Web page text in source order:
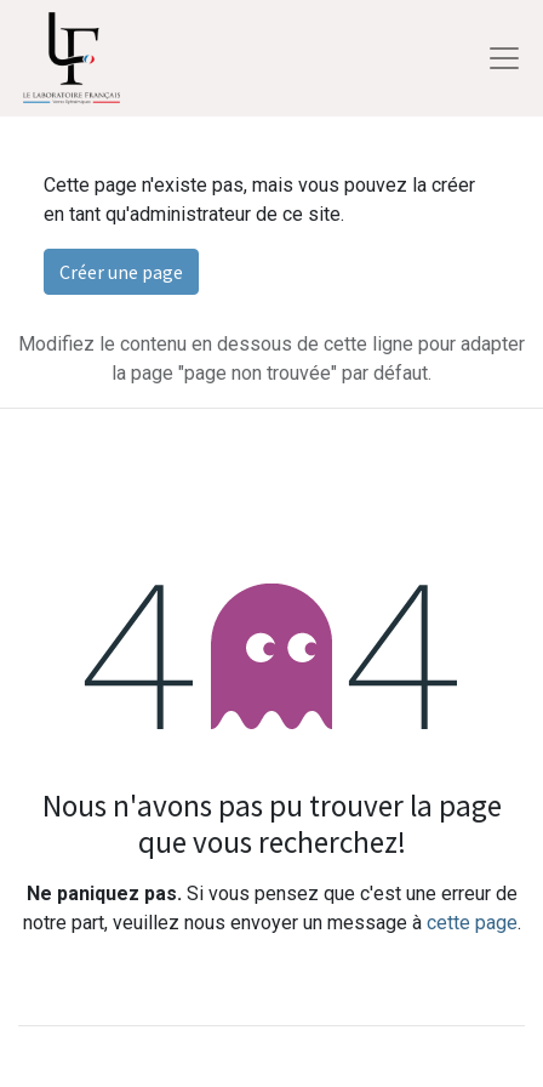
Cette page n'existe pas, mais vous pouvez la créer
en tant qu'administrateur de ce site.
Créer une page
Modifiez le contenu en dessous de cette ligne pour adapter
la page "page non trouvée" par défaut.
Erreur 404
Nous n'avons pas pu trouver la page
que vous recherchez!
Ne paniquez pas.Si vous pensez que c'est une erreur de
notre part, veuillez nous envoyer un message à cette page.